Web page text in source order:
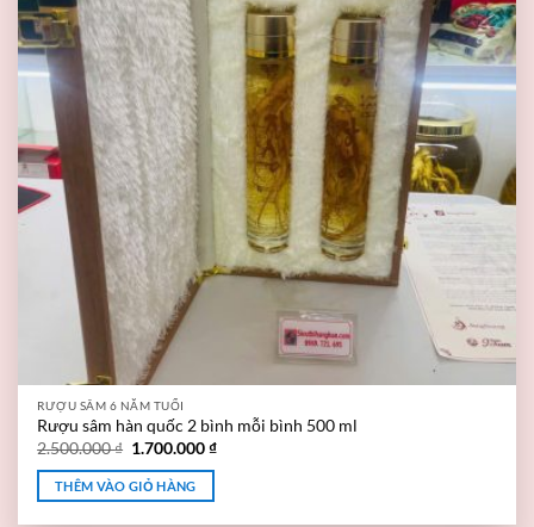
RƯỢU SÂM 6 NĂM TUỔI
Rượu sâm hàn quốc 2 bình mỗi bình 500 ml
2.500.000₫ 1.700.000₫
THÊM VÀO GIỎ HÀNG